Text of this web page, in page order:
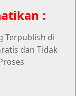
:
Terpublish di
dan Tidak